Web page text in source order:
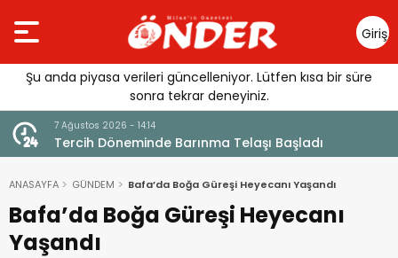
Giriş
Yap
Şu anda piyasa verileri güncelleniyor. Lütfen kısa bir süre
sonra tekrar deneyiniz.
7 Ağustos 2026 - 14:14
Tercih Döneminde Barınma Telaşı Başladı
ANASAYFA GÜNDEM Bafa’da Boğa Güreşi Heyecanı Yaşandı
Bafa’da Boğa Güreşi Heyecanı
Yaşandı